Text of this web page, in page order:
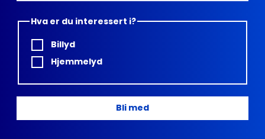
Hva er du interessert i?
Billyd
Hjemmelyd
Bli med